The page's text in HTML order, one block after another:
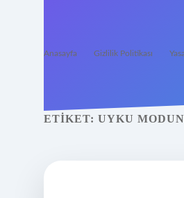
Anasayfa Gizlilik Politikası
ETIKET: UYKU